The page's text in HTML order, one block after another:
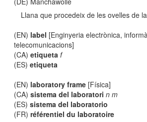
Llana que procedeix de les ovelles de
(EN) label [Enginyeria electrònica,
telecomunicacions]
(CA)etiqueta f
(ES)etiqueta
(EN) laboratory frame [Física]
(CA)sistema del laboratori n m
(ES)sistema del laboratorio
(FR)référentiel du laboratoire